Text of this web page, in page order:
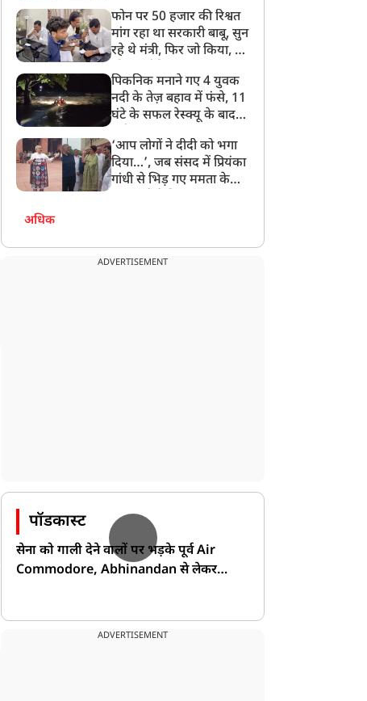
बेटी को गोद लें प्रधानमंत्री
फोन पर 50 हजार की रिश्वत
मांग रहा था सरकारी बाबू, सुन
रहे थे मंत्री, फिर जो किया, वो
पिकनिक मनाने गए 4 युवक
नदी के तेज़ बहाव में फंसे, 11
घंटे के सफल रेस्क्यू के बाद
‘आप लोगों ने दीदी को भगा
दिया…’, जब संसद में प्रियंका
गांधी से भिड़ गए ममता के
अधिक
ADVERTISEMENT
पॉडकास्ट
सेना को गाली देने वालों पर भड़के पूर्व Air
Commodore, Abhinandan से लेकर
ADVERTISEMENT